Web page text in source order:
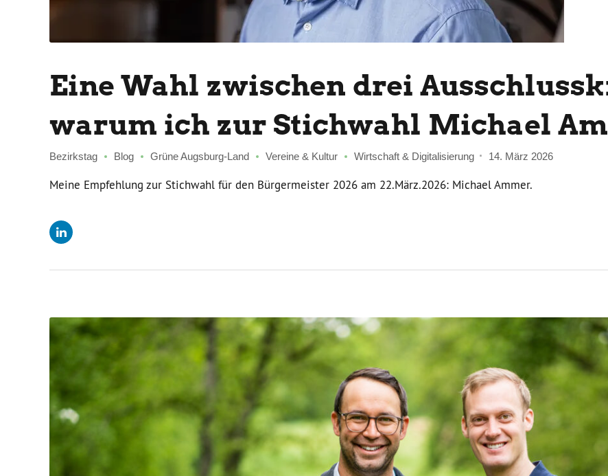
Eine Wahl zwischen drei
warum ich zur Stichwahl Michael
Bezirkstag Blog Grüne Augsburg-Land Vereine & Kultur Wirtschaft & Digitalisierung 14. März 2026
Meine Empfehlung zur Stichwahl für den Bürgermeister 2026 am 22.März.2026: Michael Ammer.